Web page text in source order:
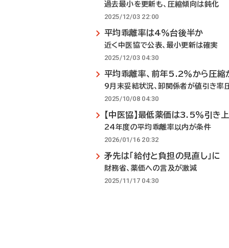
過去最小を更新も、圧縮傾向は鈍化
2025/12/03 22:00
平均乖離率は4％台後半か
近く中医協で公表、最小更新は確実
2025/12/03 04:30
平均乖離率、前年5.2％から圧縮
9月末妥結状況、卸関係者が値引き率
2025/10/08 04:30
【中医協】最低薬価は3.5％引き
24年度の平均乖離率以内が条件
2026/01/16 20:32
矛先は「給付と負担の見直し」に
財務省、薬価への言及が激減
2025/11/17 04:30